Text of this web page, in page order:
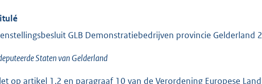
GLB Demonstratiebedrijven provincie Gelderland
Staten van Gelderland
op artikel 1.2 en paragraaf 10 van de Verordening Europese